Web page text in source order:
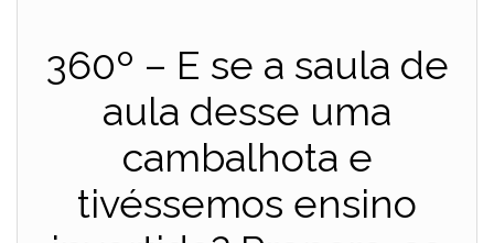
360º – E se a saula de
aula desse uma
cambalhota e
tivéssemos ensino